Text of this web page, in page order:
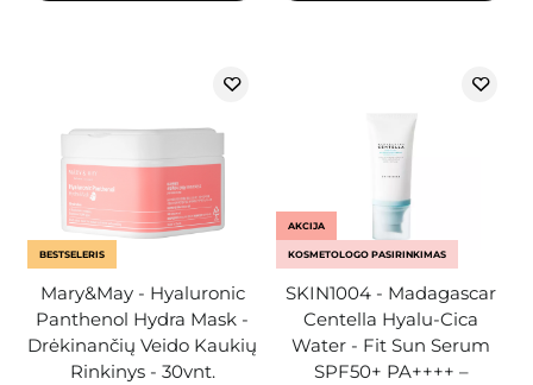
BESTSELERIS
Mary&May - Hyaluronic
Panthenol Hydra Mask -
Drėkinančių Veido Kaukių
Rinkinys - 30vnt.
AKCIJA
KOSMETOLOGO PASIRINKIMAS
SKIN1004 - Madagascar
Centella Hyalu-Cica
Water - Fit Sun Serum
SPF50+ PA++++ –